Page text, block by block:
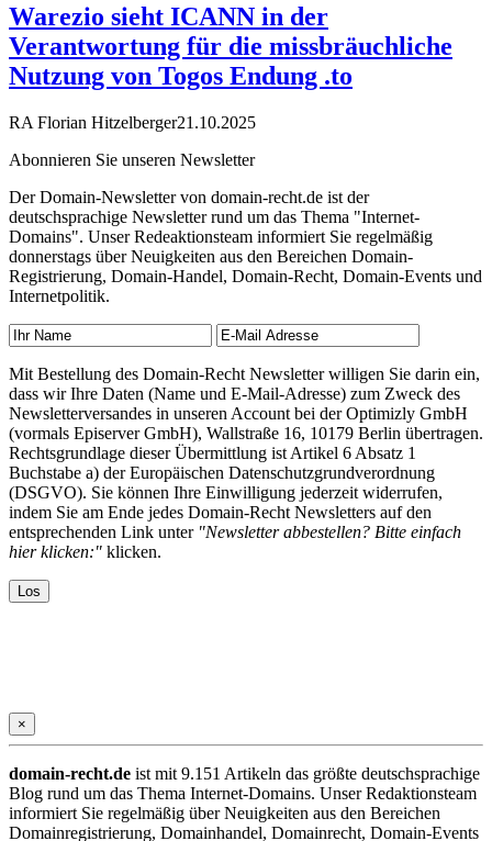
Warezio sieht ICANN in der
Verantwortung für die missbräuchliche
Nutzung von Togos Endung .to
RA Florian Hitzelberger21.10.2025
Abonnieren Sie unseren Newsletter
Der Domain-Newsletter von domain-recht.de ist der
deutschsprachige Newsletter rund um das Thema "Internet-
Domains". Unser Redeaktionsteam informiert Sie regelmäßig
donnerstags über Neuigkeiten aus den Bereichen Domain-
Registrierung, Domain-Handel, Domain-Recht, Domain-Events und
Internetpolitik.
Mit Bestellung des Domain-Recht Newsletter willigen Sie darin ein,
dass wir Ihre Daten (Name und E-Mail-Adresse) zum Zweck des
Newsletterversandes in unseren Account bei der Optimizly GmbH
(vormals Episerver GmbH), Wallstraße 16, 10179 Berlin übertragen.
Rechtsgrundlage dieser Übermittlung ist Artikel 6 Absatz 1
Buchstabe a) der Europäischen Datenschutzgrundverordnung
(DSGVO). Sie können Ihre Einwilligung jederzeit widerrufen,
indem Sie am Ende jedes Domain-Recht Newsletters auf den
entsprechenden Link unter "Newsletter abbestellen? Bitte einfach
hier klicken:" klicken.
×
domain-recht.de ist mit 9.151 Artikeln das größte deutschsprachige
Blog rund um das Thema Internet-Domains. Unser Redaktionsteam
informiert Sie regelmäßig über Neuigkeiten aus den Bereichen
Domainregistrierung, Domainhandel, Domainrecht, Domain-Events